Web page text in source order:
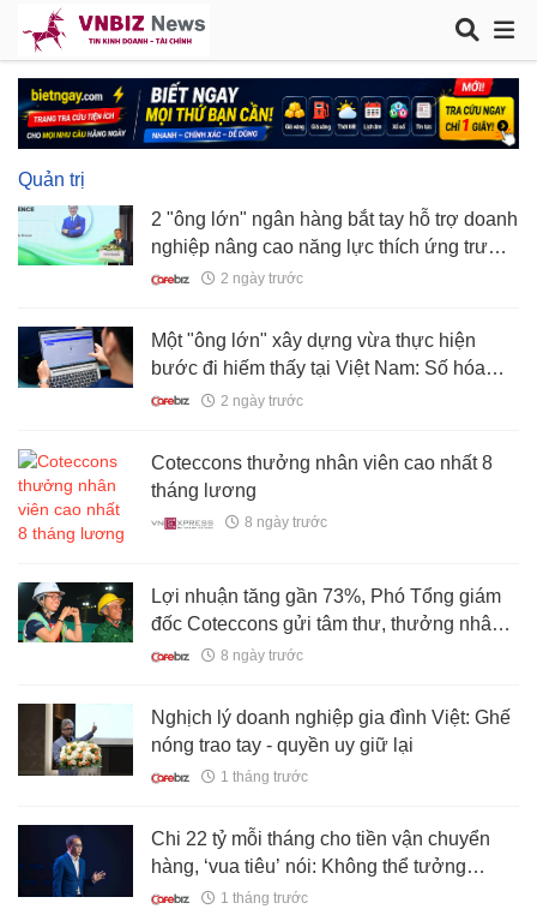
Quản trị
2 "ông lớn" ngân hàng bắt tay hỗ trợ doanh
nghiệp nâng cao năng lực thích ứng trước
bối cảnh bất định toàn cầu
2 ngày trước
Một "ông lớn" xây dựng vừa thực hiện
bước đi hiếm thấy tại Việt Nam: Số hóa
quản trị hơn 4.000 nhân sự trên một nền
2 ngày trước
Coteccons thưởng nhân viên cao nhất 8
tháng lương
8 ngày trước
Lợi nhuận tăng gần 73%, Phó Tổng giám
đốc Coteccons gửi tâm thư, thưởng nhân
viên cao nhất tới 8 tháng lương
8 ngày trước
Nghịch lý doanh nghiệp gia đình Việt: Ghế
nóng trao tay - quyền uy giữ lại
1 tháng trước
Chi 22 tỷ mỗi tháng cho tiền vận chuyển
hàng, ‘vua tiêu’ nói: Không thể tưởng
tượng được!1 tháng trước